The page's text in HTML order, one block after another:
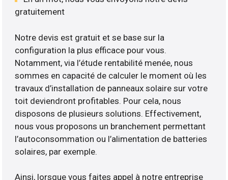
gratuitement
Notre devis est gratuit et se base sur la
configuration la plus efficace pour vous.
Notamment, via l’étude rentabilité menée, nous
sommes en capacité de calculer le moment où les
travaux d’installation de panneaux solaire sur votre
toit deviendront profitables. Pour cela, nous
disposons de plusieurs solutions. Effectivement,
nous vous proposons un branchement permettant
l’autoconsommation ou l’alimentation de batteries
solaires, par exemple.
Ainsi, lorsque vous faites appel à notre entreprise